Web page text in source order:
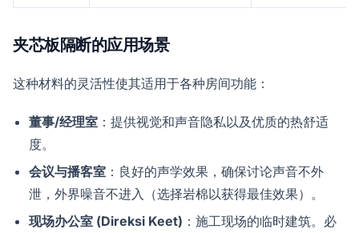
夹芯板隔断的应用场景
这种材料的灵活性使其适用于各种房间功能：
董事/经理室 ：提供视觉和声音隐私以及优质的热舒适
度。
会议与播客室 ：良好的声学效果，确保讨论声音不外
泄，外界噪音不进入（选择岩棉以获得最佳效果）。
现场办公室 (Direksi Keet) ：施工现场的临时建筑。必